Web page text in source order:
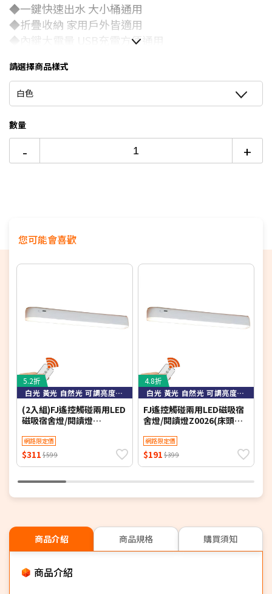
12期
24期
電視降到底破盤
◆一鍵快速出水 大小桶通用
◆折疊收納 家用戶外皆適用
◆內鍵大電量 USB充電方便通用
請選擇商品樣式
白色
數量
- +
您可能會喜歡
5.2折
白光 黃光 自然光 可調亮度可定時
(2入組)FJ遙控觸碰兩用LED
磁吸宿舍燈/閱讀燈
燈 小夜燈 檯燈 桌燈 床頭
LED)
網路限定價
$311 $599
4.8折
白光 黃光 自然光 可調亮度可定時
FJ遙控觸碰兩用LED磁吸宿
舍燈/閱讀燈Z0026(床頭燈
桌燈 床頭LED)
網路限定價
$191 $399
商品介紹 商品規格 購買須知
商品介紹